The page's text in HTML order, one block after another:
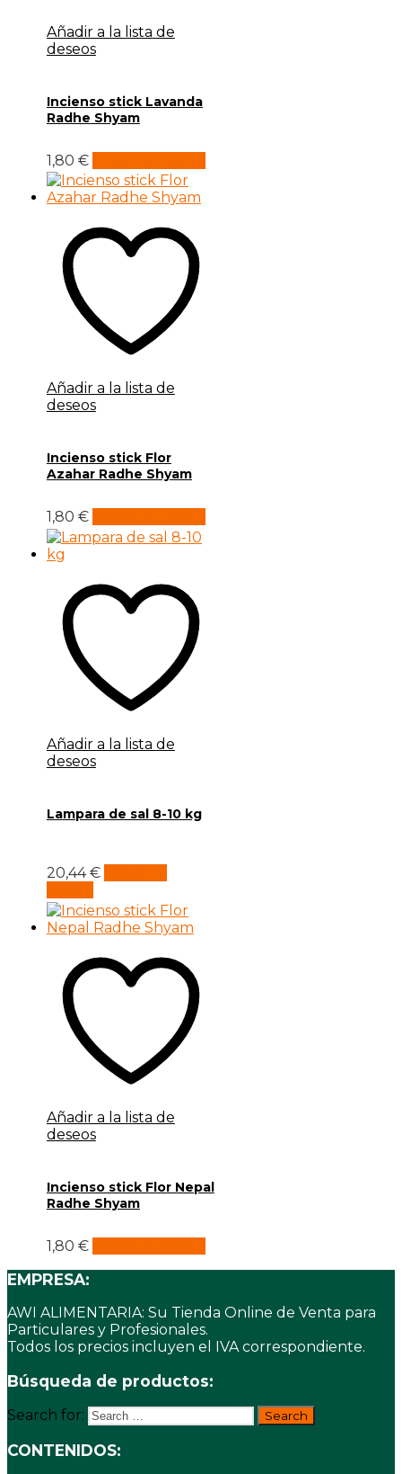
Añadir a la lista de
deseos
Incienso stick Lavanda
Radhe Shyam
1,80 €
Añadir a la lista de
deseos
Incienso stick Flor
Azahar Radhe Shyam
1,80 €
Añadir a la lista de
deseos
Lampara de sal 8-10 kg
20,44€
Añadir a la lista de
deseos
Incienso stick Flor Nepal
Radhe Shyam
1,80 €
EMPRESA:
AWI ALIMENTARIA: Su Tienda Online de Venta para
Particulares y Profesionales.
Todos los precios incluyen el IVA correspondiente.
Búsqueda de productos:
Search for:
CONTENIDOS: